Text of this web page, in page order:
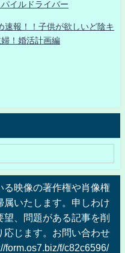
イルドライバー
速報！！子供が欲しいど陰キ
！婚活計画編
る映像の著作権や肖像権
いたします。申しわけ
、問題がある記事を削
応じます。お問い合わせ
form.os7.biz/f/c82c6596/